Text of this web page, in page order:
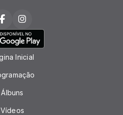
Inicial
Álbuns
Vídeos